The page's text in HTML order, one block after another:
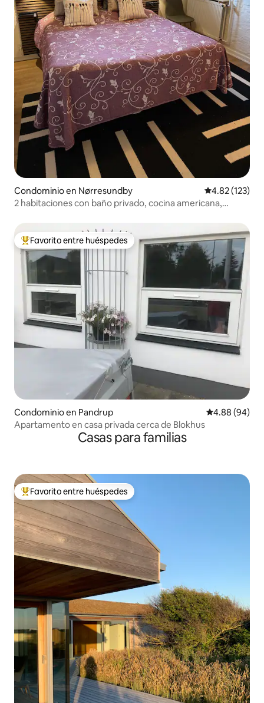
Condominio en Nørresundby Calificación
4.82 (123)
2 habitaciones con baño privado, cocina americana,
De los mejores en Favorito entre huéspedes
Favorito entre huéspedes
Condominio en Pandrup Calificación
4.88 (94)
Apartamento en casa privada cerca de Blokhus
Casas para familias
De los mejores en Favorito entre huéspedes
Favorito entre huéspedes